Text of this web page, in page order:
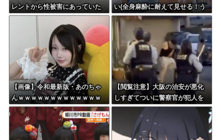
レントから性被害にあっていた
ことが発覚してしまう・・・
い(全身麻酔に耐えて見せる！う
おおおおおお！！！！)
【画像】令和最新版・あのちゃ
んｗｗｗｗｗｗｗｗｗｗｗｗｗ
ｗ
【閲覧注意】大阪の治安が悪化
しすぎてついに警察官が犯人を
銃殺。いよいよアメリカみたい
になってきたな